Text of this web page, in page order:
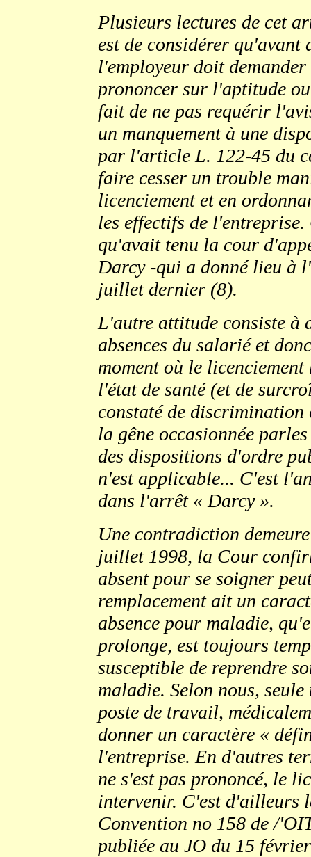
Plusieurs lectures de cet
est de considérer
l'employeur doit
prononcer sur l'aptitude
fait de ne pas requérir
un manquement à une
par l'article L. 122-45 du
faire cesser un trouble
licenciement et en
les effectifs de
qu'avait tenu la cour
Darcy -qui a donné lieu à
juillet dernier (8).
L'autre attitude consiste à
absences du salarié et
moment où le
l'état de santé (et de
constaté de discrimination
la gêne occasionnée
des dispositions d'ordre
n'est applicable... C'est
dans l'arrêt « Darcy ».
Une contradiction
juillet 1998, la Cour
absent pour se soigner
remplacement ait un
absence pour maladie,
prolonge, est toujours
susceptible de reprendre
maladie. Selon nous,
poste de travail,
donner un caractère «
l'entreprise. En d'autres
ne s'est pas prononcé, le
intervenir. C'est d'ailleurs
Convention no 158 de /
publiée au JO du 15